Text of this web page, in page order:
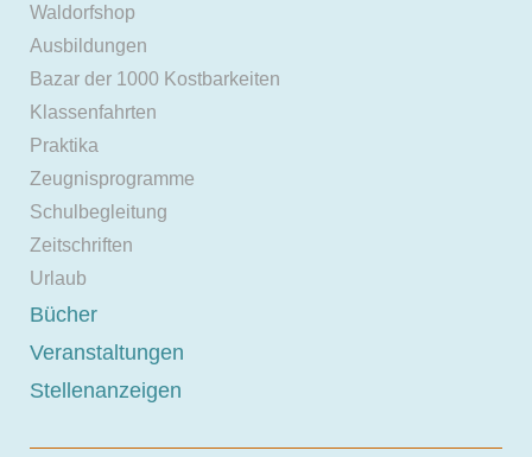
Waldorfshop
Ausbildungen
Bazar der 1000 Kostbarkeiten
Klassenfahrten
Praktika
Zeugnisprogramme
Schulbegleitung
Zeitschriften
Urlaub
Bücher
Veranstaltungen
Stellenanzeigen